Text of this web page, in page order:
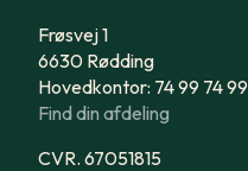
Frøsvej 1
6630 Rødding
Hovedkontor: 74 99 74 99
Find din afdeling
CVR. 67051815